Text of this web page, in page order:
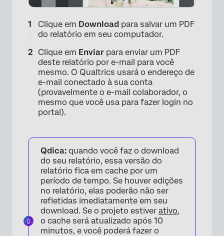
Clique em Download para salvar um PDF
do relatório em seu computador.
Clique em Enviar para enviar um PDF
deste relatório por e-mail para você
mesmo. O Qualtrics usará o endereço de
e-mail conectado à sua conta
(provavelmente o e-mail colaborador, o
mesmo que você usa para fazer login no
portal).
Qdica: quando você faz o download
do seu relatório, essa versão do
relatório fica em cache por um
período de tempo. Se houver edições
no relatório, elas poderão não ser
refletidas imediatamente em seu
download. Se o projeto estiver ativo,
o cache será atualizado após 10
minutos, e você poderá fazer o